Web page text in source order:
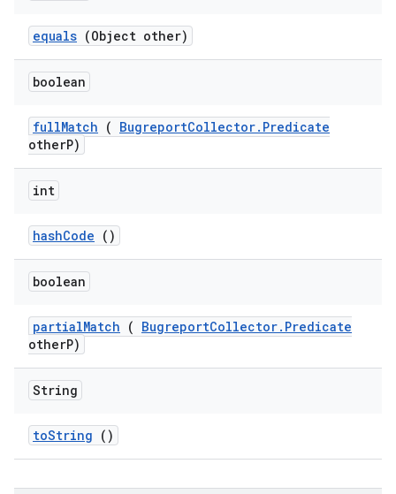
equals (Object other)
boolean
fullMatch ( BugreportCollector. Predicate
otherP)
int
hashCode ()
boolean
partialMatch ( BugreportCollector. Predicate
otherP)
String
toString ()